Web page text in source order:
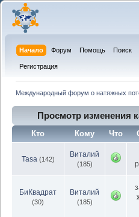
Начало Форум Помощь Поиск
Регистрация
Международный форум о натяжных
Просмотр изменения
Кто Кому Что
Tasa (142)
Виталий
(185)
БиКвадрат
(30)
Виталий
(185)